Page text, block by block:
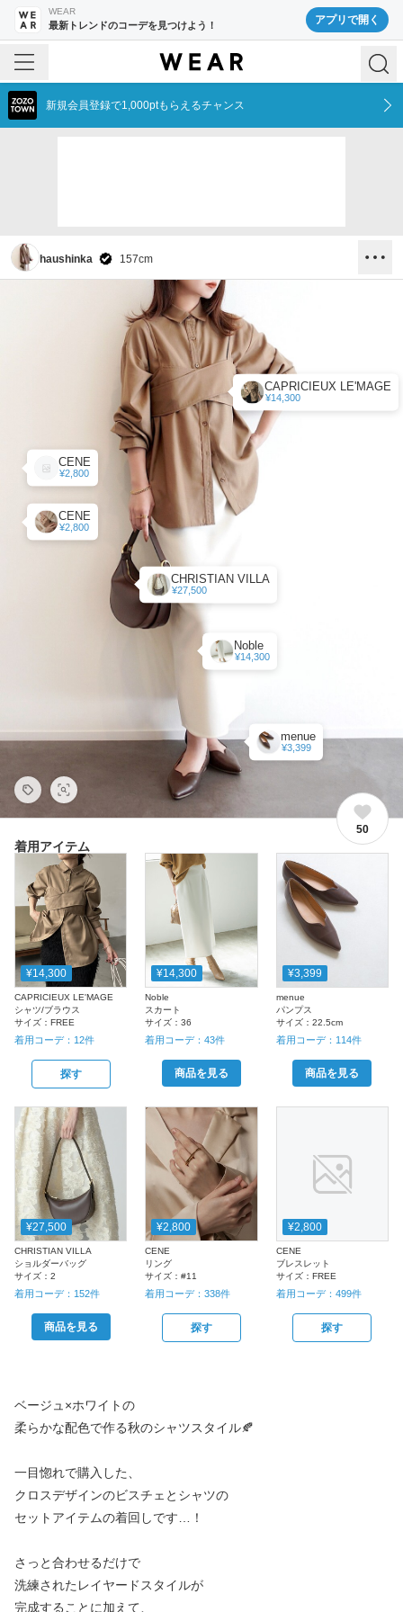
WEAR
最新トレンドのコーデを見つけよう！ アプリで開く
新規会員登録で1,000ptもらえるチャンス
haushinka 157cm
CAPRICIEUX LE'MAGE
¥14,300
Noble
¥14,300
menue
¥3,399
CHRISTIAN VILLA
¥27,500
CENE
¥2,800
CENE
¥2,800
50
着用アイテム
¥14,300
CAPRICIEUX LE'MAGE
シャツ/ブラウス
サイズ： FREE
着用コーデ： 12件
探す
¥14,300
Noble
スカート
サイズ：36
着用コーデ：43件
商品を見る
¥3,399
menue
パンプス
サイズ： 22.5cm
着用コーデ： 114件
商品を見る
¥27,500
CHRISTIAN VILLA
ショルダーバッグ
サイズ： 2
着用コーデ： 152件
商品を見る
¥2,800
CENE
リング
サイズ：#11
着用コーデ：338件
探す
¥2,800
CENE
ブレスレット
サイズ： FREE
着用コーデ： 499件
探す
ベージュ×ホワイトの
柔らかな配色で作る秋のシャツスタイル🍂
一目惚れで購入した、
クロスデザインのビスチェとシャツの
セットアイテムの着回しです…！
さっと合わせるだけで
洗練されたレイヤードスタイルが
完成することに加えて、